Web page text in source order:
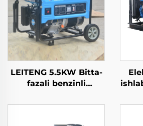
LEITENG 5.5KW Bitta-
fazali benzinli
displey 50Hz/60Hz